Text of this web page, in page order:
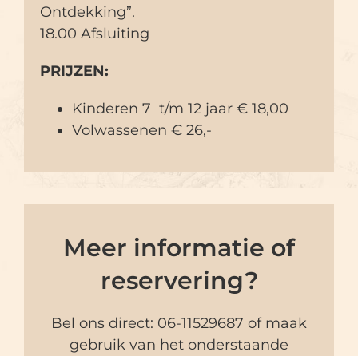
Ontdekking”.
18.00 Afsluiting
PRIJZEN:
Kinderen 7 t/m 12 jaar € 18,00
Volwassenen € 26,-
Meer informatie of
reservering?
Bel ons direct: 06-11529687 of maak
gebruik van het onderstaande